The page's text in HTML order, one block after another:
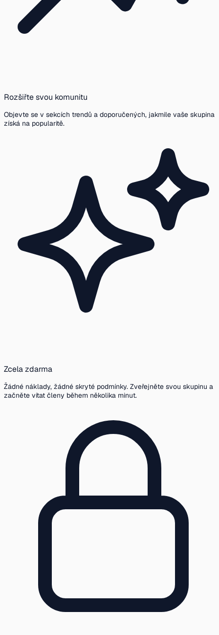
Rozšiřte svou komunitu
Objevte se v sekcích trendů a doporučených, jakmile vaše skupina
získá na popularitě.
Zcela zdarma
Žádné náklady, žádné skryté podmínky. Zveřejněte svou skupinu a
začněte vítat členy během několika minut.